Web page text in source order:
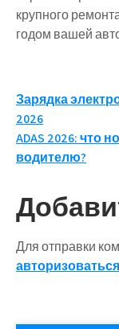
крупного
годом вашей
по
записям
Зарядка
2026
ADAS 2026: что
водителю?
Для отправки
авторизоваться